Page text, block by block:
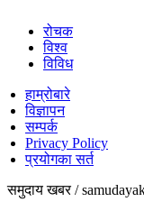
रोचक
विश्व
विविध
हाम्रोबारे
विज्ञापन
सम्पर्क
Privacy Policy
प्रयोगका सर्त
समुदाय खबर /